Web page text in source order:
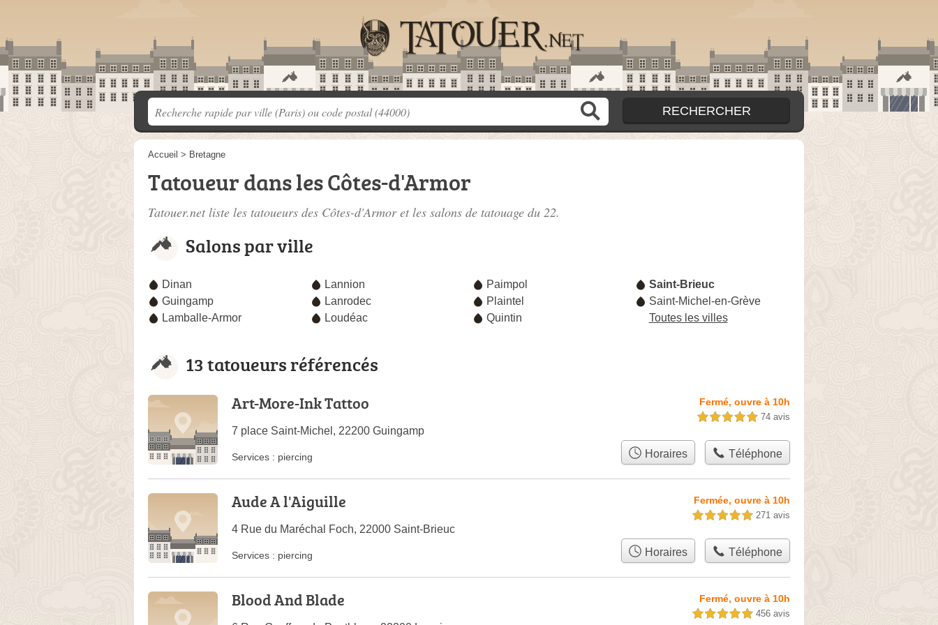
Accueil > Bretagne
Tatoueur dans les Côtes-d'Armor
Tatouer.net liste les tatoueurs des Côtes-d'Armoret les salons de tatouage du 22.
Salons par ville
Dinan
Guingamp
Lamballe-Armor
Lannion
Lanrodec
Loudéac
Paimpol
Plaintel
Quintin
Saint-Brieuc
Saint-Michel-en-Grève
Toutes les villes
13 tatoueurs référencés
Art-More-Ink Tattoo
7 place Saint-Michel, 22200 Guingamp
Fermé, ouvre à 10h
5,0 étoiles sur 5 74 avis
Services : piercing Horaires Téléphone
Aude A l'Aiguille
4 Rue du Maréchal Foch, 22000 Saint-Brieuc
Fermée, ouvre à 10h
5,0 étoiles sur 5 271 avis
Services : piercing Horaires Téléphone
Blood And Blade Fermé, ouvre à 10h
5,0 étoiles sur 5 456 avis